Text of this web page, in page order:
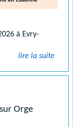
à Evry-
lire la suite
Orge